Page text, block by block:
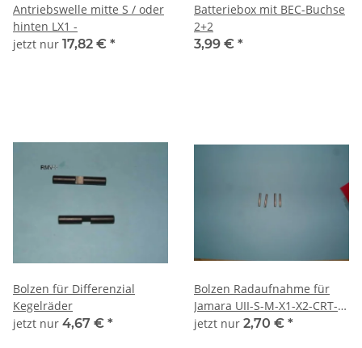
Antriebswelle mitte S / oder
hinten LX1 -
jetzt nur 17,82 € *
Batteriebox mit BEC-Buchse
2+2
3,99 € *
Bolzen für Differenzial
Kegelräder
jetzt nur 4,67 € *
Bolzen Radaufnahme für
Jamara UII-S-M-X1-X2-CRT-
DM-LX1
jetzt nur 2,70 € *